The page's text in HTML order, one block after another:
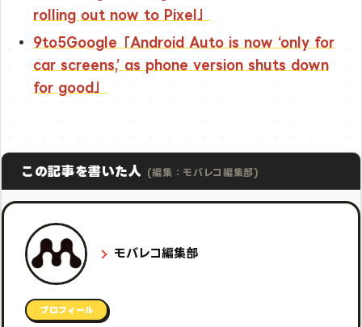
rolling out now to Pixel」
9to5Google「Android Auto is now ‘only for
car screens,’ as phone version shuts down
for good」
この記事を書いた人 (編集：モバレコ編集部)
モバレコ編集部
プロフィール